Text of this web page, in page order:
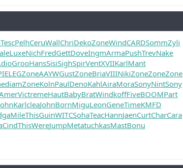
TescPelhCeruWallChriDekoZoneWindCARDSommZyli
LuxeNichFredGettDoveIngmArmaPushTrevNake
GrooHansSisiSighSpirVentXVIIKarlMant
ELEGZoneAAYWGustZoneBriaVIIINikiZoneZoneZone
diamZoneKolnPaulDenoKahlAiraMoraSonyNintSony
VictremeHautBabyBratWindkoffFiveBOOMPart
KarlcleaJohnBornMiguLeonGeneTimeKMFD
MileThisGuinWITCSohaTeacHannJaenCurtCharCara
CindThisWereJumpMetatuchkasMastBonu